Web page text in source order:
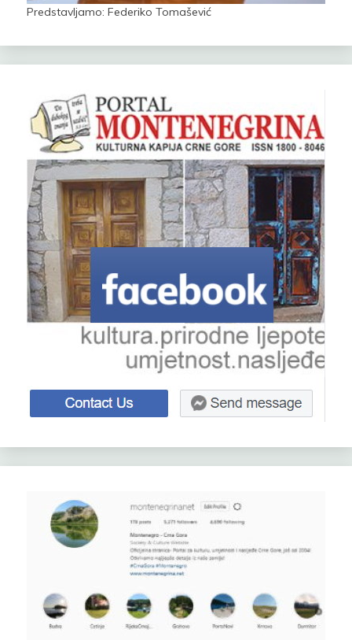
Predstavljamo: Federiko Tomašević